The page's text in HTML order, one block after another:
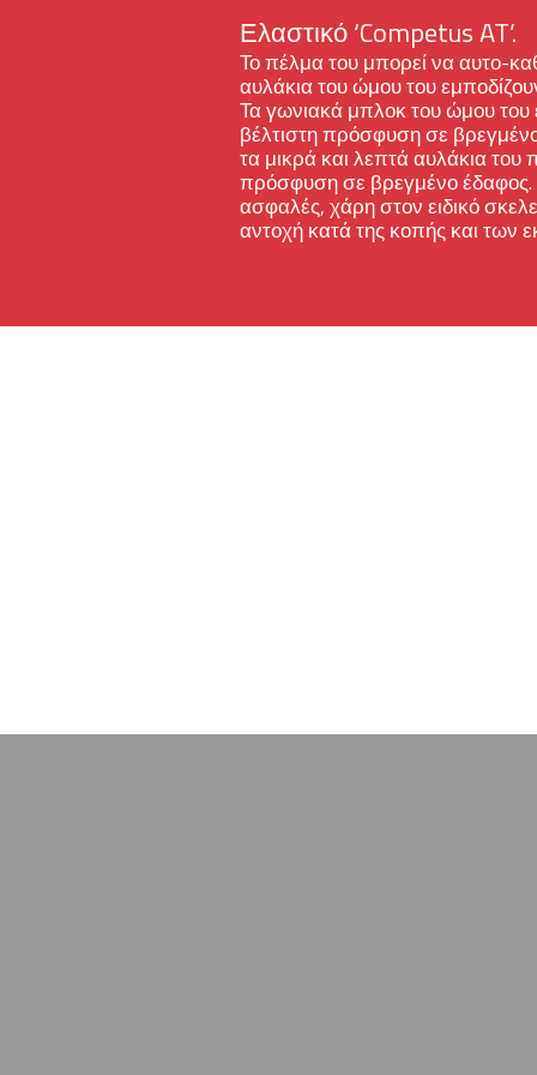
Ελαστικό ‘Competus AT’.
Το πέλμα του μπορεί να αυτο-
αυλάκια του ώμου του
Τα γωνιακά μπλοκ του ώμου
βέλτιστη πρόσφυση σε
τα μικρά και λεπτά αυλάκια του
πρόσφυση σε βρεγμένο έδαφος.
ασφαλές, χάρη στον ειδικό
αντοχή κατά της κοπής και των